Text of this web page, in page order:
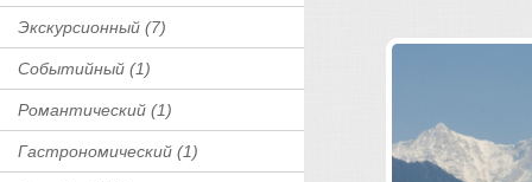
Экскурсионный (7)
Событийный (1)
Романтический (1)
Гастрономический (1)